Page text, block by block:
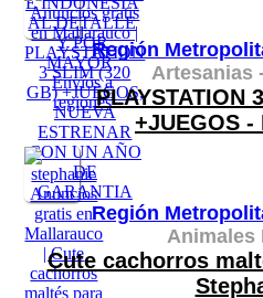
Región
Artesanias
PLAYSTATION
+JUEGOS -
Región
Animales
Cute cachorros